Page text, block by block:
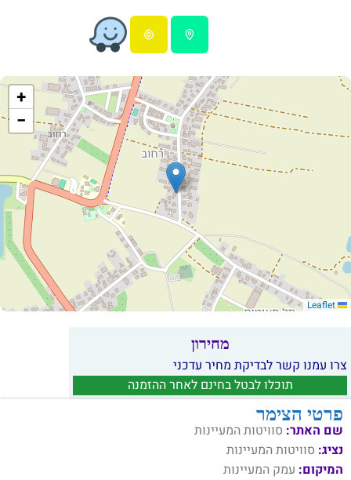
+
−
מחירון
צרו עמנו קשר לבדיקת מחיר עדכני
תוכלו לבטל בחינם לאחר ההזמנה
פרטי הצימר
שם האתר: סוויטות המעיינות
נציג: סוויטות המעיינות
המיקום: עמק המעיינות